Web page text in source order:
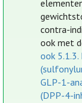
contra-
ook met
ook
GLP-1-
(DPP-4-